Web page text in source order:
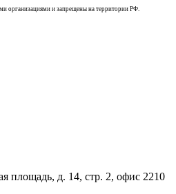
организациями и запрещены на территории РФ.
площадь, д. 14, стр. 2, офис 2210